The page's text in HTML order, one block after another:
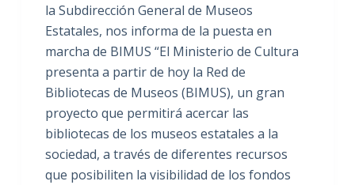
la Subdirección General de Museos
Estatales, nos informa de la puesta en
marcha de BIMUS “El Ministerio de Cultura
presenta a partir de hoy la Red de
Bibliotecas de Museos (BIMUS), un gran
proyecto que permitirá acercar las
bibliotecas de los museos estatales a la
sociedad, a través de diferentes recursos
que posibiliten la visibilidad de los fondos